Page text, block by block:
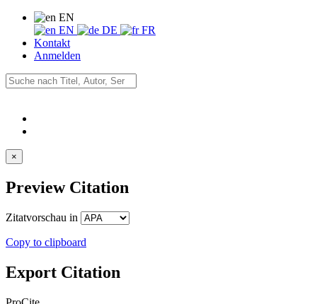
EN
EN
DE
FR
Kontakt
Anmelden
×
Preview Citation
Zitatvorschau in
Copy to clipboard
Export Citation